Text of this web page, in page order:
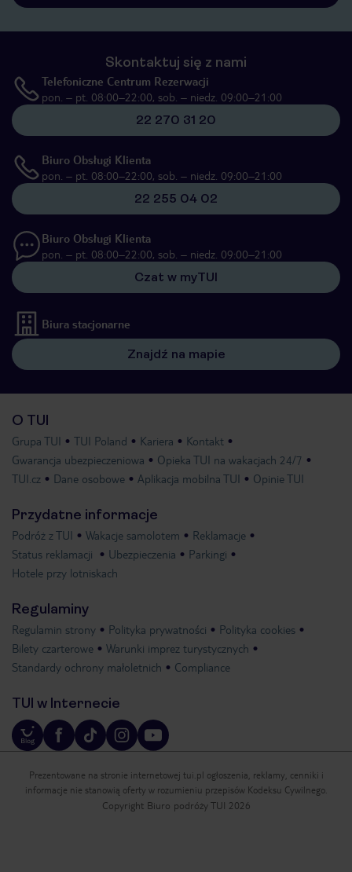
Skontaktuj się z nami
Telefoniczne Centrum Rezerwacji
pon. – pt. 08:00–22:00, sob. – niedz. 09:00–21:00
22 270 31 20
Biuro Obsługi Klienta
pon. – pt. 08:00–22:00, sob. – niedz. 09:00–21:00
22 255 04 02
Biuro Obsługi Klienta
pon. – pt. 08:00–22:00, sob. – niedz. 09:00–21:00
Czat w myTUI
Biura stacjonarne
Znajdź na mapie
O TUI
Grupa TUI TUI Poland Kariera
Kontakt
Gwarancja ubezpieczeniowa
Opieka TUI na wakacjach 24/7
TUI.cz
Dane osobowe Aplikacja mobilna TUI Opinie TUI
Przydatne informacje
Podróż z TUI Wakacje samolotem
Reklamacje
Status reklamacji
Ubezpieczenia
Parkingi
Hotele przy lotniskach
Regulaminy
Regulamin strony Polityka prywatności
Polityka cookies
Bilety czarterowe
Warunki imprez turystycznych
Standardy ochrony małoletnich
Compliance
TUI w Internecie
Prezentowane na stronie internetowej tui.pl ogłoszenia, reklamy, cenniki i
informacje nie stanowią oferty w rozumieniu przepisów Kodeksu Cywilnego.
Copyright Biuro podróży TUI 2026